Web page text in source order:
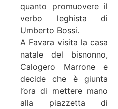
quanto promuovere il
verbo leghista di
Umberto Bossi.
A Favara visita la casa
natale del bisnonno,
Calogero Marrone e
decide che è giunta
l’ora di mettere mano
alla piazzetta di